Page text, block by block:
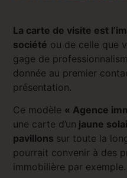
La carte de visite est
société ou de celle que
gage de
donnée au premier
présentation.
Ce modèle « Agence
une carte d’un jaune
pavillons sur toute la
pourrait convenir à des
immobilière par exemple.